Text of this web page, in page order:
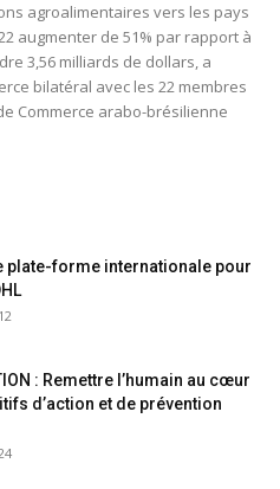
agroalimentaires vers les pays
augmenter de 51% par rapport à
3,56 milliards de dollars, a
bilatéral avec les 22 membres
Commerce arabo-brésilienne
plate-forme internationale pour
: Remettre l’humain au cœur
d’action et de prévention